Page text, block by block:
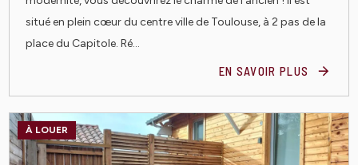
situé en plein cœur du centre ville de Toulouse, à 2 pas de la
place du Capitole. Ré...
EN SAVOIR PLUS
À LOUER